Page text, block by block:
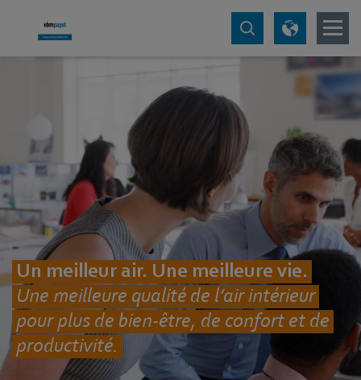
Un meilleur air. Une meilleure vie.
Une meilleure qualité de l’air intérieur
pour plus de bien-être, de confort et de
productivité.